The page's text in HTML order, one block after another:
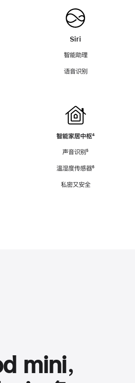
Siri
智能助理
语音识别
智能家居中枢脚
⁴
声音识别脚
⁵
温湿度传感器脚
⁶
私密又安全
mini，